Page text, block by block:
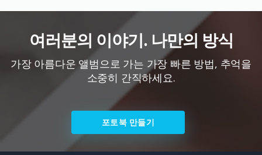
여러분의 이야기. 나만의 방식
가장 아름다운 앨범으로 가는 가장 빠른 방법, 추억을
소중히 간직하세요.
포토북 만들기